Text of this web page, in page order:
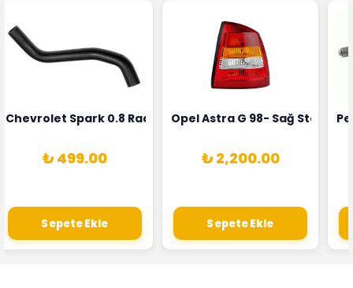
1628HN-0258010081
Alternatörü Valeo Marka 05E903018G
Chevrolet Spark 0.8 Radyatör Üst Hortumu Rapro Marka
₺ 499.00
Sepete Ekle
Opel Astra G 98- Sağ Stop
₺ 2,200.00
Sepete Ekle